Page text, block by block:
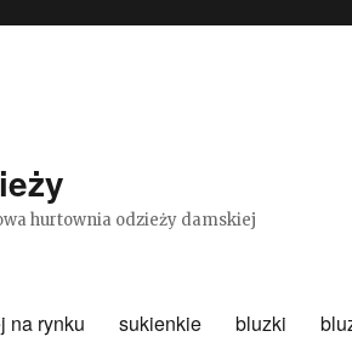
hurtownia odzieży damskiej
na rynku sukienkie bluzki